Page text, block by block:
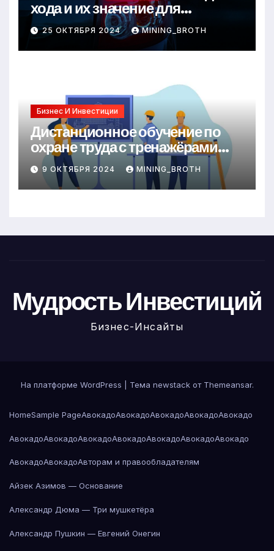
хода и их значение для
безопасности на дороге
25 ОКТЯБРЯ 2024 MINING_BROTH
Бизнес И Инвестиции
Дистанционное обучение по
охране труда с тренажёрами
онлайн
9 ОКТЯБРЯ 2024 MINING_BROTH
Мудрость Инвестиций
Бизнес-Инсайты
На платформе WordPress Тема newstack от Themeansar.
HomeSample PageАвокадоАвокадоАвокадоАвокадоАвокадо
АвокадоАвокадоАвокадоАвокадоАвокадоАвокадоАвокадо
АвокадоАвокадоАвторам и правообладателям
Айзек Азимов — Основание
Александр Дюма — Три мушкетёра
Александр Пушкин — Евгений Онегин